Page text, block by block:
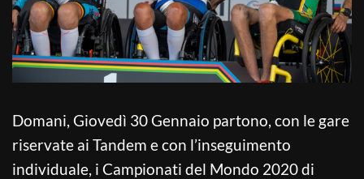
Domani, Giovedì 30 Gennaio partono, con le gare
riservate ai Tandem e con l’inseguimento
individuale, i Campionati del Mondo 2020 di